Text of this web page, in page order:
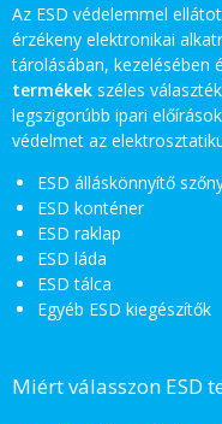
Az ESD védelemmel
érzékeny elektronikai
tárolásában, kezelésében
termékek széles
legszigorúbb ipari
védelmet az
ESD álláskönnyítő
ESD konténer
ESD raklap
ESD láda
ESD tálca
Egyéb ESD kiegészítők
Miért válasszon ESD